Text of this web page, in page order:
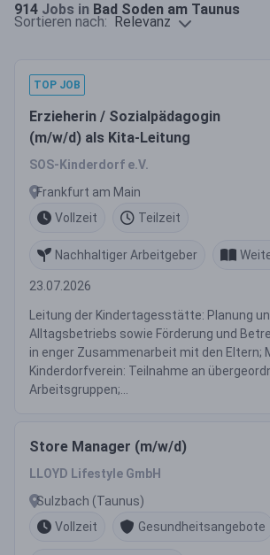
914 Jobs in Bad Soden am Taunus
Sortieren nach: Relevanz
TOP JOB
Erzieherin / Sozialpädagogin
(m/w/d) als Kita-Leitung
SOS-Kinderdorf e.V.
Frankfurt am Main
Vollzeit
Teilzeit
Nachhaltiger Arbeitgeber
23.07.2026
Leitung der Kindertagesstätte: Planung
Alltagsbetriebs sowie Förderung und
in enger Zusammenarbeit mit den Eltern;
Kinderdorfverein: Teilnahme an
Arbeitsgruppen;...
Store Manager (m/w/d)
LLOYD Lifestyle GmbH
Sulzbach (Taunus)
Vollzeit
Gesundheitsangebote